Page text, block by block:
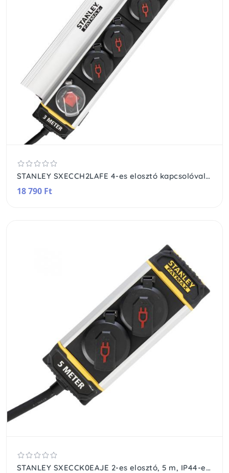
STANLEY SXECCH2LAFE 4-es elosztó kapcsolóval, 3 m, IP44-es védelem, alumínium ház, csíptetővel, beltérben is használható, H07RN-F 3G1,5 mm2 kábel
18 790 Ft
STANLEY SXECCK0EAJE 2-es elosztó, 5 m, IP44-es védelem, alumínium ház, övcsipesszel, beltérben is használható, H07RN-F 3G1,5 mm2 kábel